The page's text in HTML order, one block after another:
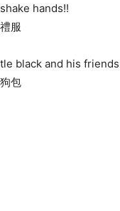
hands!!
服
black and his friends
包